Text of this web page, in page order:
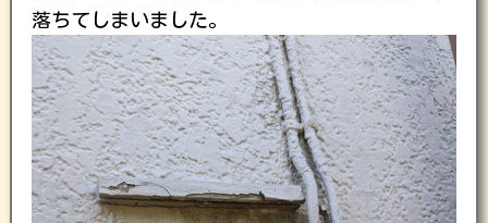
落ちてしまいました。